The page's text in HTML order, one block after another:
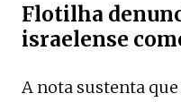
Flotilha
israelense
A nota sustenta